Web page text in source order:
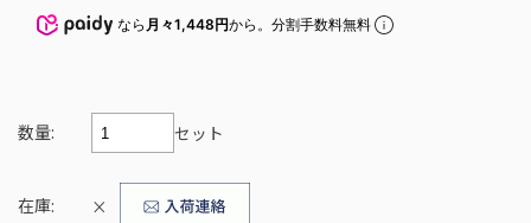
なら 月々1,448円から。分割手数料無料
数量: セット
在庫: ×